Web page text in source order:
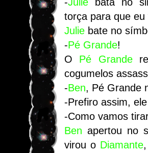
torça para que
Julie bate no
-Pé Grande!
O Pé Grande
cogumelos
-Ben, Pé Grande
-Prefiro assim,
-Como vamos
Ben apertou no
virou o Diamante